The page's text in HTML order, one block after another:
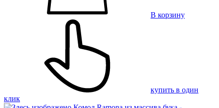
В корзину
купить в один
клик